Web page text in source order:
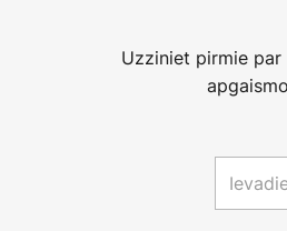
Uzziniet pirmie par